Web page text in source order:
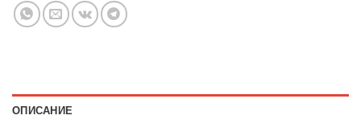
ОПИСАНИЕ